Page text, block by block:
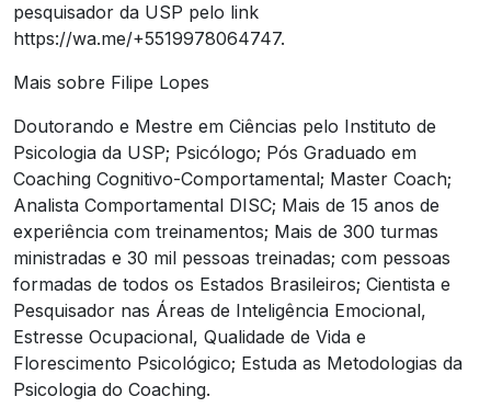
pesquisador da USP pelo link
https://wa.me/+5519978064747.
Mais sobre Filipe Lopes
Doutorando e Mestre em Ciências pelo Instituto de
Psicologia da USP; Psicólogo; Pós Graduado em
Coaching Cognitivo-Comportamental; Master Coach;
Analista Comportamental DISC; Mais de 15 anos de
experiência com treinamentos; Mais de 300 turmas
ministradas e 30 mil pessoas treinadas; com pessoas
formadas de todos os Estados Brasileiros; Cientista e
Pesquisador nas Áreas de Inteligência Emocional,
Estresse Ocupacional, Qualidade de Vida e
Florescimento Psicológico; Estuda as Metodologias da
Psicologia do Coaching.